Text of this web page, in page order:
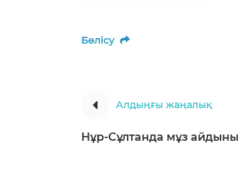
Бөлісу
Алдыңғы жаңалық
Нұр-Сұлтанда мұз